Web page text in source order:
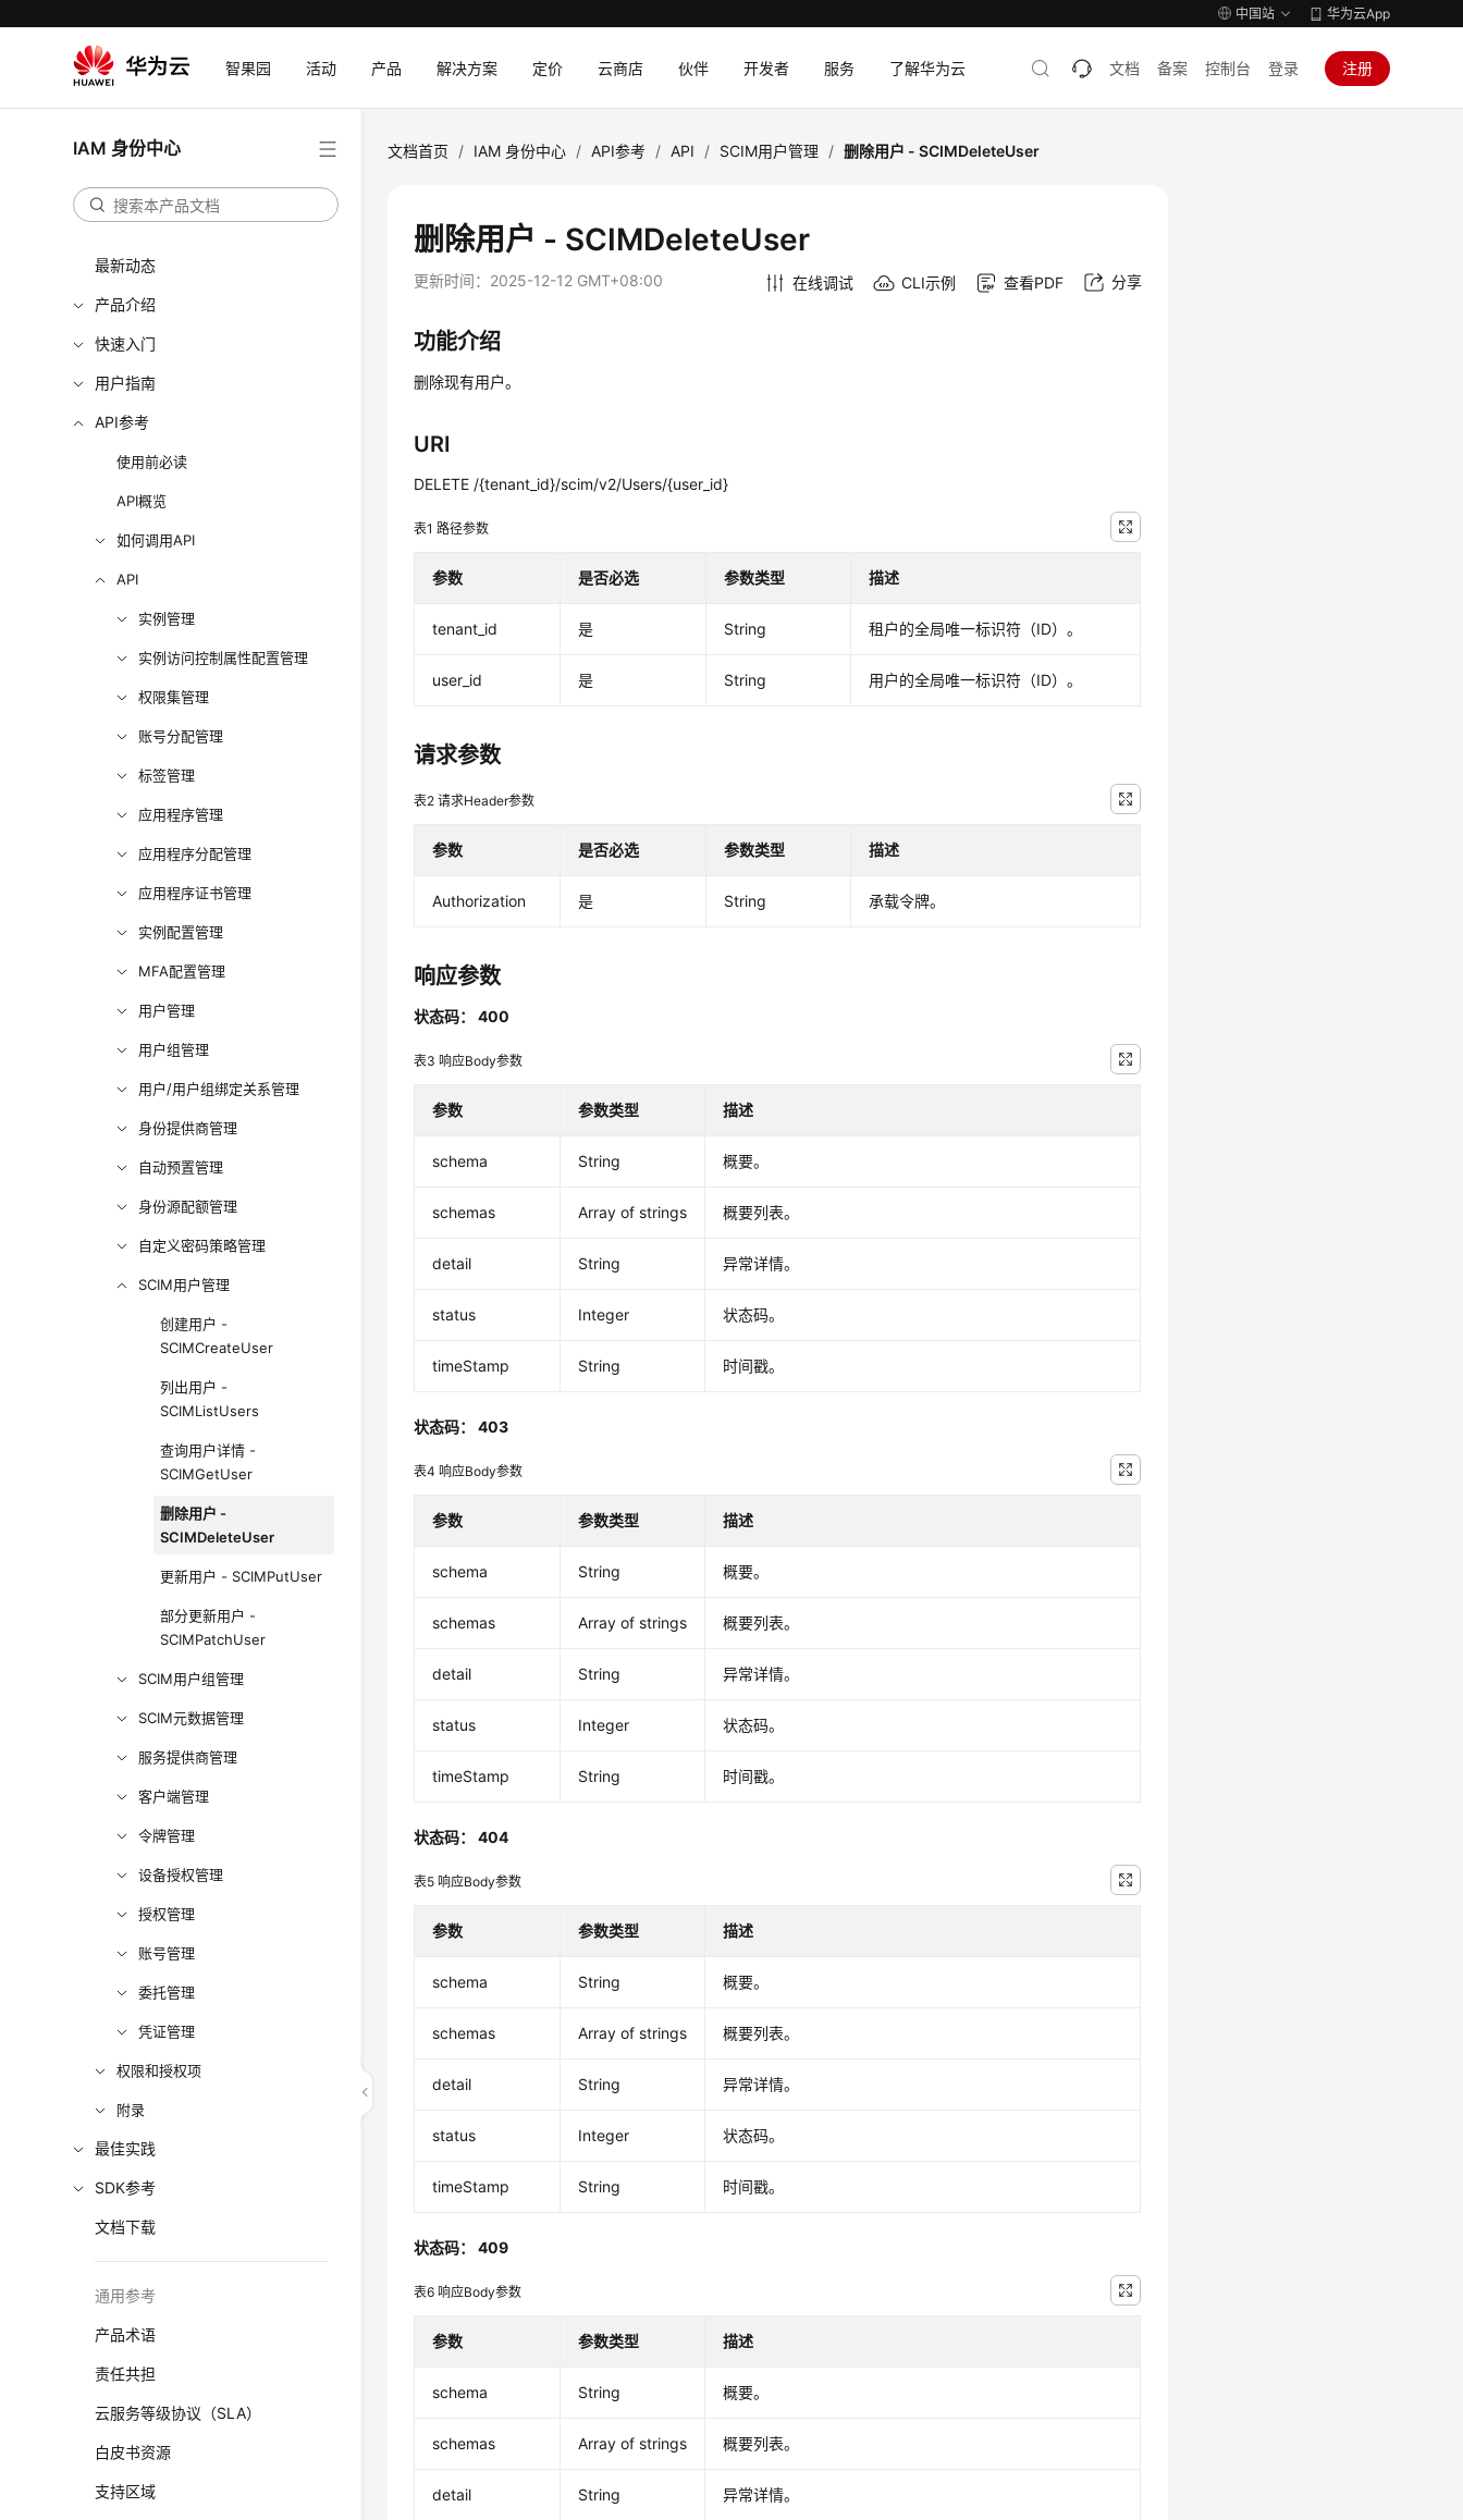
中国站 华为云App
智果园 活动 产品 解决方案 定价 云商店 伙伴 开发者 服务 了解华为云 文档 备案 控制台 登录 注册
IAM 身份中心
最新动态
产品介绍
快速入门
用户指南
API参考
使用前必读
API概览
如何调用API
API
实例管理
实例访问控制属性配置管理
权限集管理
账号分配管理
标签管理
应用程序管理
应用程序分配管理
应用程序证书管理
实例配置管理
MFA配置管理
用户管理
用户组管理
用户/用户组绑定关系管理
身份提供商管理
自动预置管理
身份源配额管理
自定义密码策略管理
SCIM用户管理
创建用户 -
SCIMCreateUser
列出用户 -
SCIMListUsers
查询用户详情 -
SCIMGetUser
删除用户 -
SCIMDeleteUser
更新用户 - SCIMPutUser
部分更新用户 -
SCIMPatchUser
SCIM用户组管理
SCIM元数据管理
服务提供商管理
客户端管理
令牌管理
设备授权管理
授权管理
账号管理
委托管理
凭证管理
权限和授权项
附录
最佳实践
SDK参考
文档下载
通用参考
产品术语
责任共担
云服务等级协议（SLA）
白皮书资源
支持区域
文档首页 / IAM 身份中心 / API参考 / API / SCIM用户管理 / 删除用户 - SCIMDeleteUser
删除用户 - SCIMDeleteUser
更新时间： 2025-12-12 GMT+08:00 在线调试 CLI示例 查看PDF 分享
功能介绍
删除现有用户。
URI
DELETE /{tenant_id}/scim/v2/Users/{user_id}
表1路径参数
参数 是否必选 参数类型 描述
tenant_id 是 String 租户的全局唯一标识符（ID）。
user_id 是 String 用户的全局唯一标识符（ID）。
请求参数
表2请求Header参数
参数 是否必选 参数类型 描述
Authorization 是 String 承载令牌。
响应参数
状态码： 400
表3响应Body参数
参数 参数类型 描述
schema String 概要。
schemas Array of strings 概要列表。
detail String 异常详情。
status Integer 状态码。
timeStamp String 时间戳。
状态码： 403
表4响应Body参数
参数 参数类型 描述
schema String 概要。
schemas Array of strings 概要列表。
detail String 异常详情。
status Integer 状态码。
timeStamp String 时间戳。
状态码： 404
表5响应Body参数
参数 参数类型 描述
schema String 概要。
schemas Array of strings 概要列表。
detail String 异常详情。
status Integer 状态码。
timeStamp String 时间戳。
状态码： 409
表6响应Body参数
参数 参数类型 描述
schema String 概要。
schemas Array of strings 概要列表。
detail String 异常详情。